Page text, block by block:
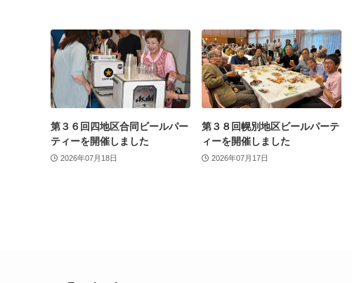
第３６回四地区合同ビールパー
ティーを開催しました
2026年07月18日
第３８回幌別地区ビールパーテ
ィーを開催しました
2026年07月17日